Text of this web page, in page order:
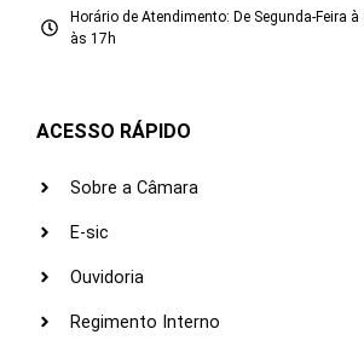
Horário de Atendimento: De Segunda-Feira
às 17h
ACESSO RÁPIDO
Sobre a Câmara
E-sic
Ouvidoria
Regimento Interno